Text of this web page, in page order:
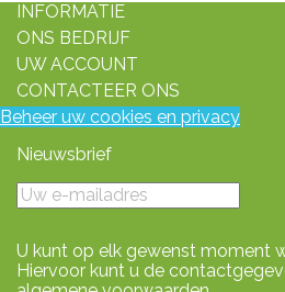
INFORMATIE
ONS BEDRIJF
UW ACCOUNT
CONTACTEER ONS
Beheer uw cookies en privacy
Nieuwsbrief
U kunt op elk gewenst moment
Hiervoor kunt u de